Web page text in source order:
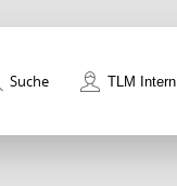
Suche TLM Intern